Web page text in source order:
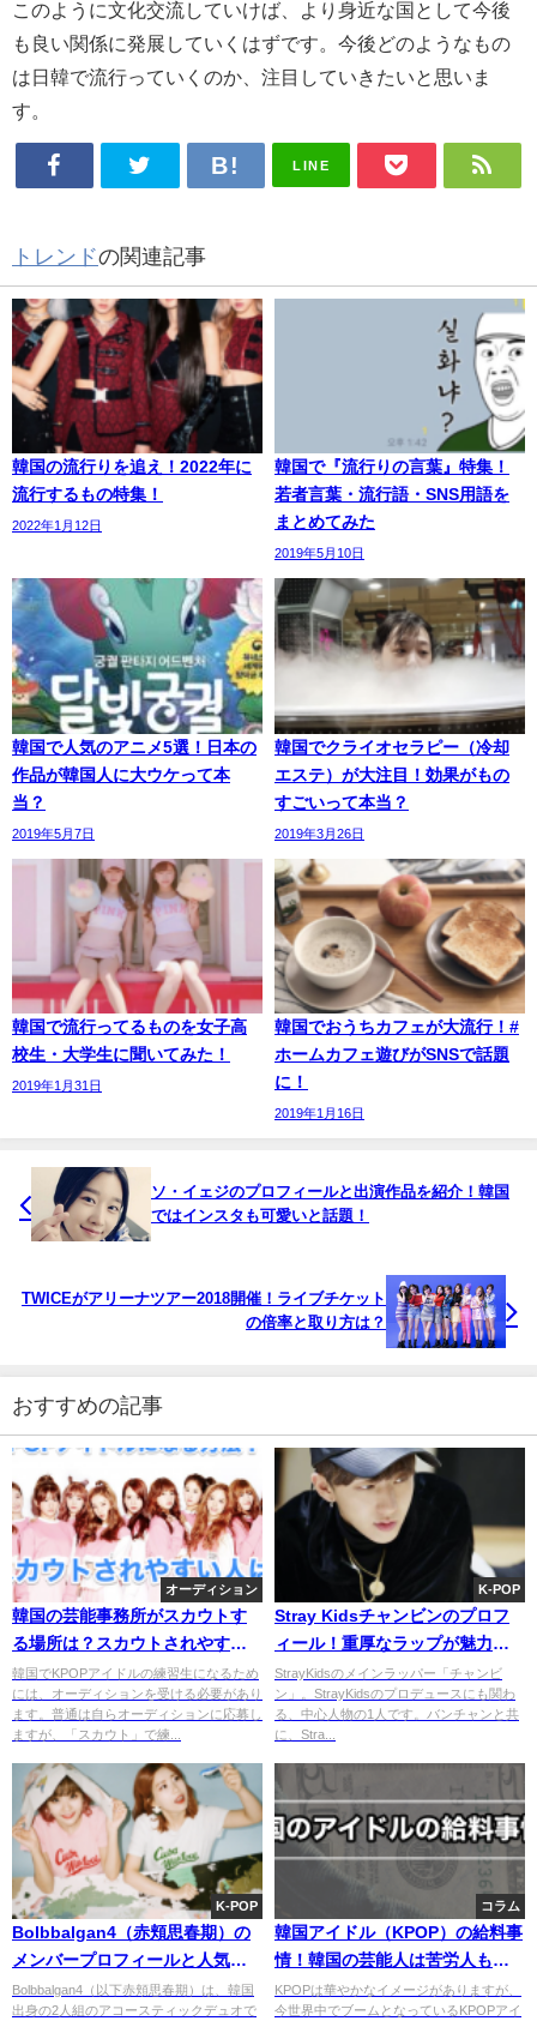
このように文化交流していけば、より身近な国として今後
も良い関係に発展していくはずです。今後どのようなもの
は日韓で流行っていくのか、注目していきたいと思いま
す。
LINE
トレンドの関連記事
韓国の流行りを追え！2022年に
流行するもの特集！
2022年1月12日
韓国で『流行りの言葉』特集！
若者言葉・流行語・SNS用語を
まとめてみた
2019年5月10日
韓国で人気のアニメ5選！日本の
作品が韓国人に大ウケって本
当？
2019年5月7日
韓国でクライオセラピー（冷却
エステ）が大注目！効果がもの
すごいって本当？
2019年3月26日
韓国で流行ってるものを女子高
校生・大学生に聞いてみた！
2019年1月31日
韓国でおうちカフェが大流行！#
ホームカフェ遊びがSNSで話題
に！
2019年1月16日
ソ・イェジのプロフィールと出演作品を紹介！韓国
ではインスタも可愛いと話題！
TWICEがアリーナツアー2018開催！ライブチケット
の倍率と取り方は？
おすすめの記事
オーディション
韓国の芸能事務所がスカウトす
る場所は？スカウトされやすい
条件を徹底解剖！
韓国でKPOPアイドルの練習生になるため
には、オーディションを受ける必要があり
ます。普通は自らオーディションに応募し
ますが、「スカウト」で練...
K-POP
Stray Kidsチャンビンのプロフ
ィール！重厚なラップが魅力の
天才ラッパー。
StrayKidsのメインラッパー「チャンビ
ン」。StrayKidsのプロデュースにも関わ
る、中心人物の1人です。バンチャンと共
に、Stra...
K-POP
Bolbbalgan4（赤頬思春期）の
メンバープロフィールと人気お
すすめ曲を大公開！
Bolbbalgan4（以下赤頬思春期）は、韓国
出身の2人組のアコースティックデュオで
コラム
韓国アイドル（KPOP）の給料事
情！韓国の芸能人は苦労人も多
い？
KPOPは華やかなイメージがありますが、
今世界中でブームとなっているKPOPアイ